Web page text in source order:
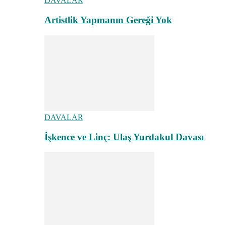
Artistlik Yapmanın Gereği Yok
DAVALAR
İşkence ve Linç: Ulaş Yurdakul Davası